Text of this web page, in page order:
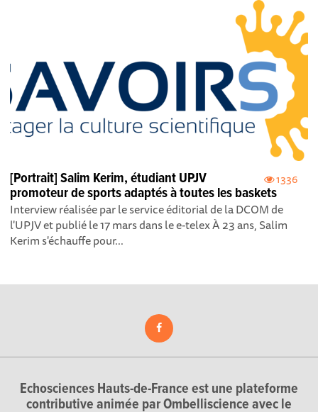
1336
[Portrait] Salim Kerim, étudiant UPJV
promoteur de sports adaptés à toutes les baskets
Interview réalisée par le service éditorial de la DCOM de
l'UPJV et publié le 17 mars dans le e-telex À 23 ans, Salim
Kerim s'échauffe pour...
Echosciences Hauts-de-France est une plateforme
contributive animée par Ombelliscience avec le